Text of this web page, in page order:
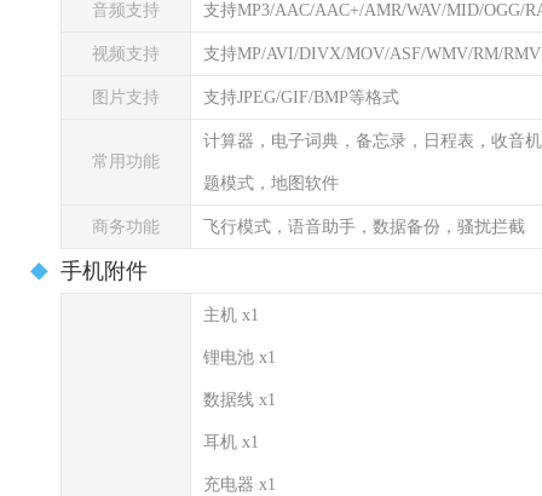
音频支持 支持MP3/AAC/AAC+/AMR/WAV/MID/OGG/
视频支持 支持MP/AVI/DIVX/MOV/ASF/WMV/RM/
图片支持 支持JPEG/GIF/BMP等格式
常用功能
计算器，电子词典，备忘录，日程表，收音
题模式，地图软件
商务功能 飞行模式，语音助手，数据备份，骚扰拦截
手机附件
主机 x1
锂电池 x1
数据线 x1
耳机 x1
充电器 x1